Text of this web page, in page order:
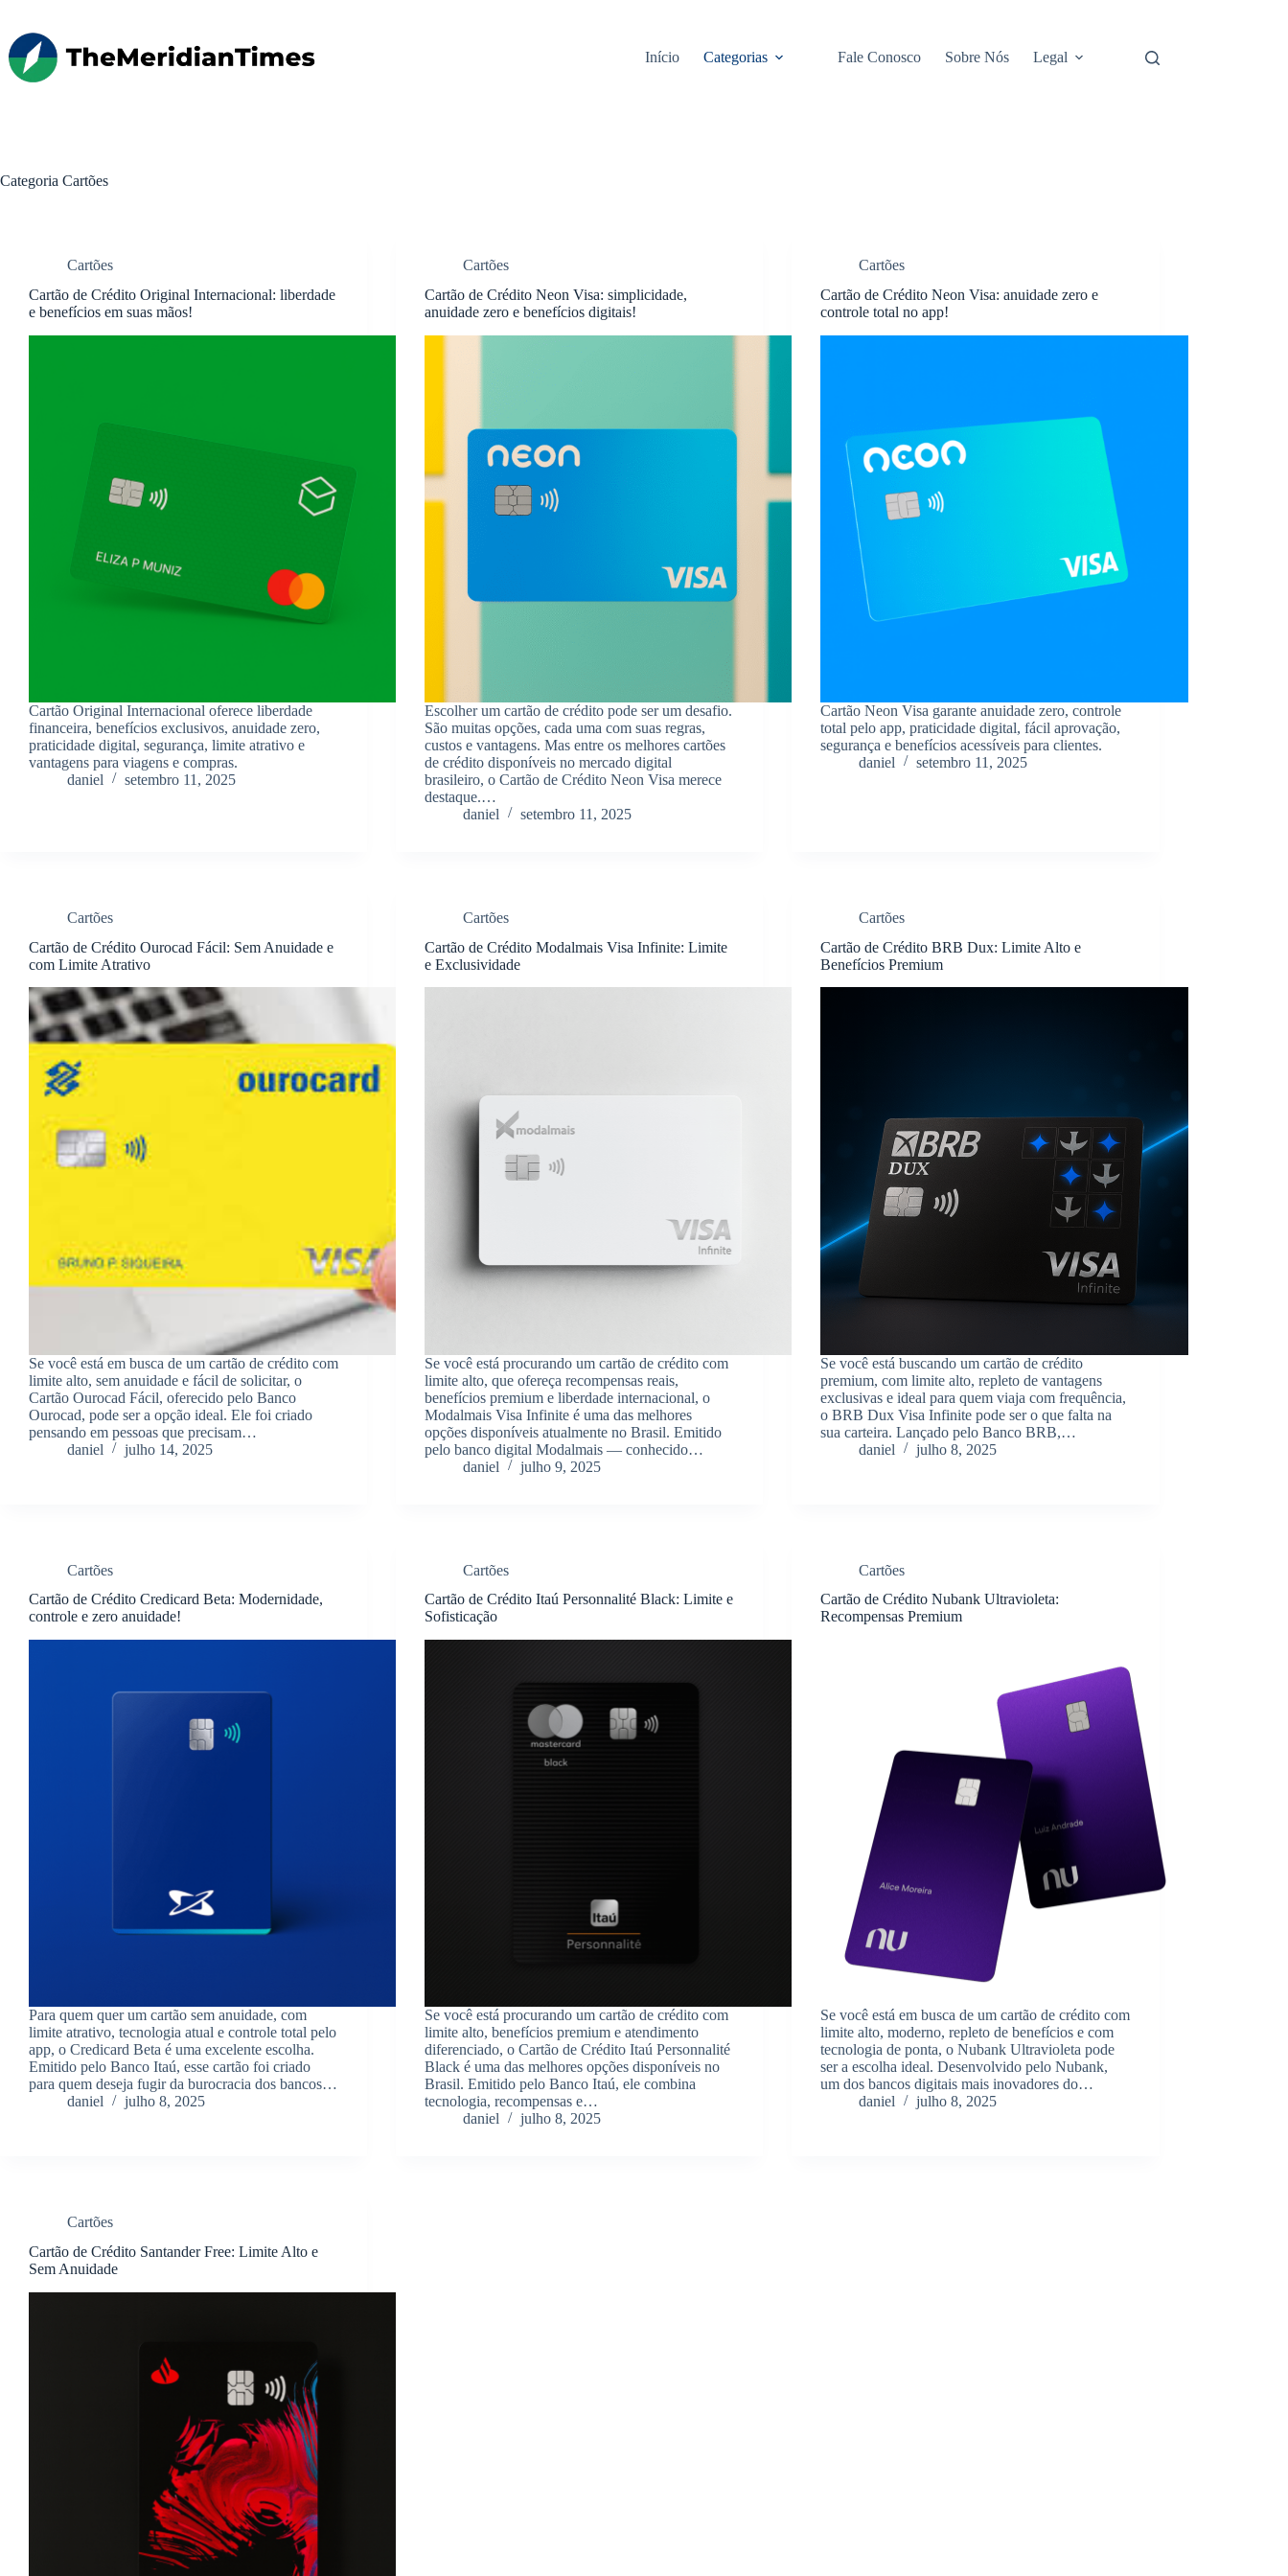
conteúdo
Início Categorias Fale Conosco Sobre Nós Legal
Categoria Cartões
Cartões
Cartão de Crédito Original Internacional: liberdade
e benefícios em suas mãos!
Cartão Original Internacional oferece liberdade
financeira, benefícios exclusivos, anuidade zero,
praticidade digital, segurança, limite atrativo e
vantagens para viagens e compras.
daniel
setembro 11, 2025
Cartões
Cartão de Crédito Neon Visa: simplicidade,
anuidade zero e benefícios digitais!
Escolher um cartão de crédito pode ser um desafio.
São muitas opções, cada uma com suas regras,
custos e vantagens. Mas entre os melhores cartões
de crédito disponíveis no mercado digital
brasileiro, o Cartão de Crédito Neon Visa merece
destaque.…
daniel
setembro 11, 2025
Cartões
Cartão de Crédito Neon Visa: anuidade zero e
controle total no app!
Cartão Neon Visa garante anuidade zero, controle
total pelo app, praticidade digital, fácil aprovação,
segurança e benefícios acessíveis para clientes.
daniel
setembro 11, 2025
Cartões
Cartão de Crédito Ourocad Fácil: Sem Anuidade e
com Limite Atrativo
Se você está em busca de um cartão de crédito com
limite alto, sem anuidade e fácil de solicitar, o
Cartão Ourocad Fácil, oferecido pelo Banco
Ourocad, pode ser a opção ideal. Ele foi criado
pensando em pessoas que precisam…
daniel
julho 14, 2025
Cartões
Cartão de Crédito Modalmais Visa Infinite: Limite
e Exclusividade
Se você está procurando um cartão de crédito com
limite alto, que ofereça recompensas reais,
benefícios premium e liberdade internacional, o
Modalmais Visa Infinite é uma das melhores
opções disponíveis atualmente no Brasil. Emitido
pelo banco digital Modalmais — conhecido…
daniel
julho 9, 2025
Cartões
Cartão de Crédito BRB Dux: Limite Alto e
Benefícios Premium
Se você está buscando um cartão de crédito
premium, com limite alto, repleto de vantagens
exclusivas e ideal para quem viaja com frequência,
o BRB Dux Visa Infinite pode ser o que falta na
sua carteira. Lançado pelo Banco BRB,…
daniel
julho 8, 2025
Cartões
Cartão de Crédito Credicard Beta: Modernidade,
controle e zero anuidade!
Para quem quer um cartão sem anuidade, com
limite atrativo, tecnologia atual e controle total pelo
app, o Credicard Beta é uma excelente escolha.
Emitido pelo Banco Itaú, esse cartão foi criado
para quem deseja fugir da burocracia dos bancos…
daniel
julho 8, 2025
Cartões
Cartão de Crédito Itaú Personnalité Black: Limite e
Sofisticação
Se você está procurando um cartão de crédito com
limite alto, benefícios premium e atendimento
diferenciado, o Cartão de Crédito Itaú Personnalité
Black é uma das melhores opções disponíveis no
Brasil. Emitido pelo Banco Itaú, ele combina
tecnologia, recompensas e…
daniel
julho 8, 2025
Cartões
Cartão de Crédito Nubank Ultravioleta:
Recompensas Premium
Se você está em busca de um cartão de crédito com
limite alto, moderno, repleto de benefícios e com
tecnologia de ponta, o Nubank Ultravioleta pode
ser a escolha ideal. Desenvolvido pelo Nubank,
um dos bancos digitais mais inovadores do…
daniel
julho 8, 2025
Cartões
Cartão de Crédito Santander Free: Limite Alto e
Sem Anuidade